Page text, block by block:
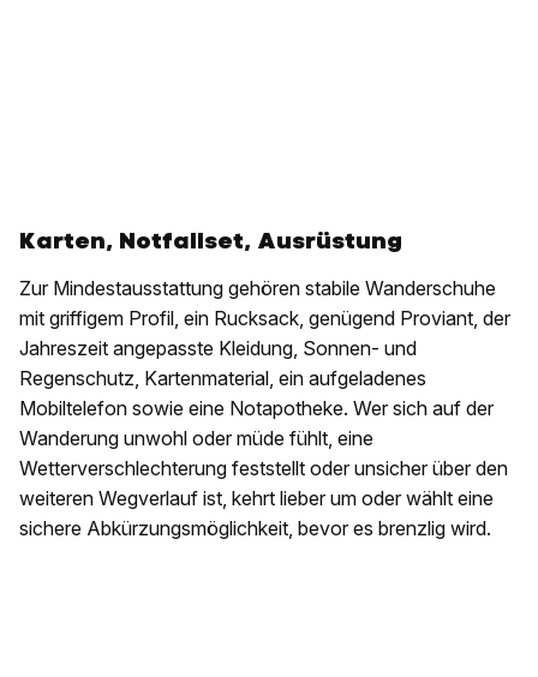
Karten, Notfallset, Ausrüstung
Zur Mindestausstattung gehören stabile Wanderschuhe
mit griffigem Profil, ein Rucksack, genügend Proviant, der
Jahreszeit angepasste Kleidung, Sonnen- und
Regenschutz, Kartenmaterial, ein aufgeladenes
Mobiltelefon sowie eine Notapotheke. Wer sich auf der
Wanderung unwohl oder müde fühlt, eine
Wetterverschlechterung feststellt oder unsicher über den
weiteren Wegverlauf ist, kehrt lieber um oder wählt eine
sichere Abkürzungsmöglichkeit, bevor es brenzlig wird.